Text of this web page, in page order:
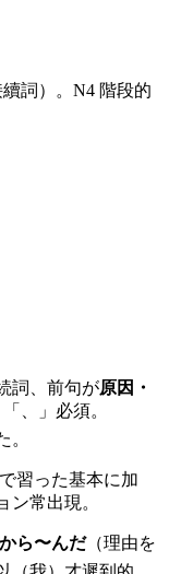
詞）。N4 階段的
詞、前句が原因・
「、」必須。
。
習った基本に加
ン常出現。
ら〜んだ（理由を